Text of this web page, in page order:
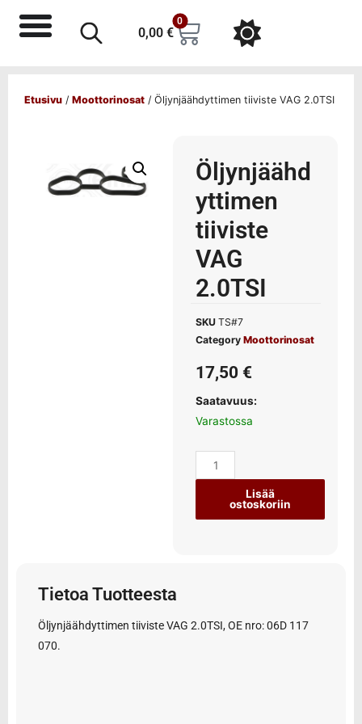
0,00 €
0
Etusivu / Moottorinosat / Öljynjäähdyttimen tiiviste VAG 2.0TSI
Öljynjäähd
yttimen
tiiviste
VAG
2.0TSI
SKU TS#7
Category Moottorinosat
17,50 €
Saatavuus:
Varastossa
Lisää
ostoskoriin
Tietoa Tuotteesta
Öljynjäähdyttimen tiiviste VAG 2.0TSI, OE nro: 06D 117
070.